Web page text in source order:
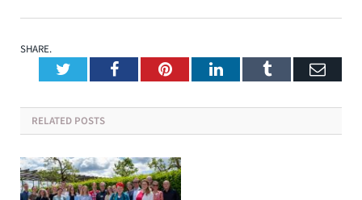
SHARE.
TwitterFacebookPinterestLinkedInTumblr
RELATED POSTS